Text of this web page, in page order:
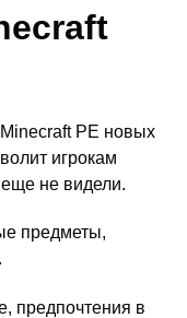
PE новых
игрокам
еще не видели.
предметы,
предпочтения в